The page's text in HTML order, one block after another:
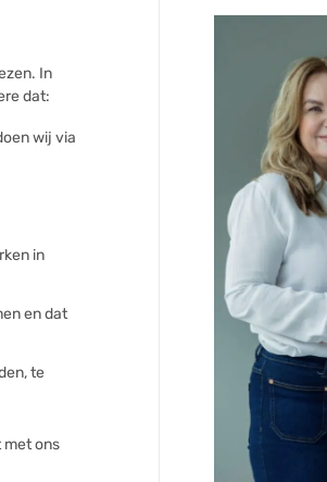
In
dat:
wij via
in
en dat
te
met ons